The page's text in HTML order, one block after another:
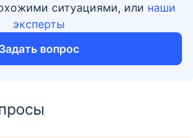
ситуациями, или наши
эксперты
Задать вопрос